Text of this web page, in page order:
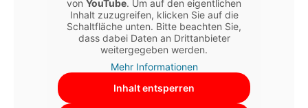
von YouTube. Um auf den eigentlichen
Inhalt zuzugreifen, klicken Sie auf die
Schaltfläche unten. Bitte beachten Sie,
dass dabei Daten an Drittanbieter
weitergegeben werden.
Mehr Informationen
Inhalt entsperren